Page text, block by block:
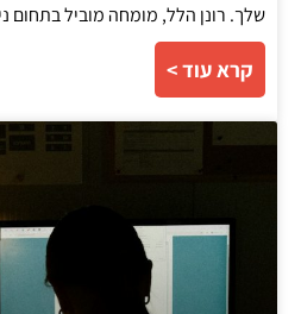
שלך. רונן הלל, מומחה מוביל בתחום
קרא עוד >